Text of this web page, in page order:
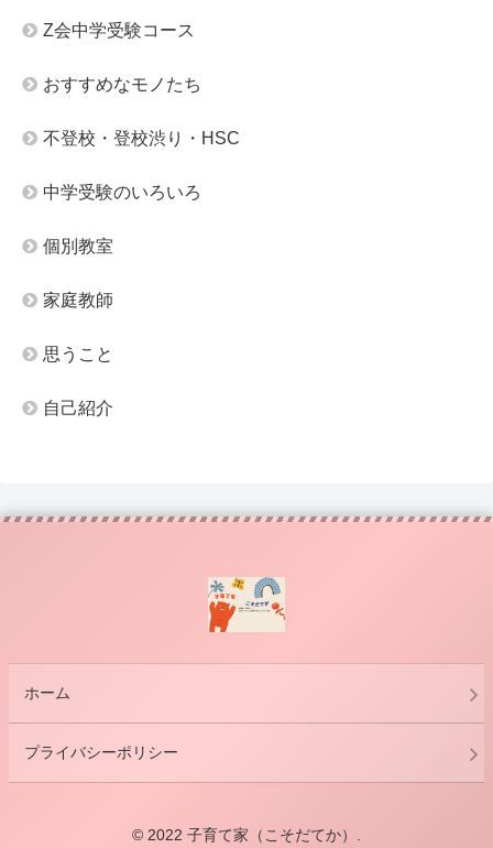
Z会中学受験コース
おすすめなモノたち
不登校・登校渋り・HSC
中学受験のいろいろ
個別教室
家庭教師
思うこと
自己紹介
ホーム
プライバシーポリシー
© 2022 子育て家（こそだてか）.